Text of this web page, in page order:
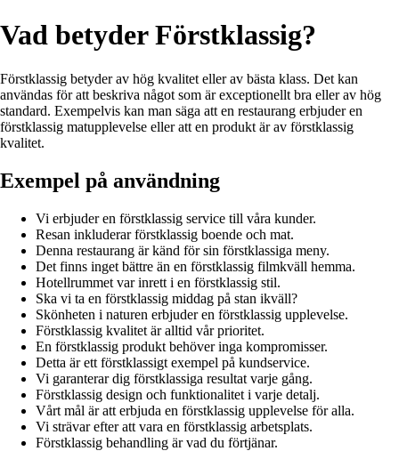
Vad betyder Förstklassig?
Förstklassig betyder av hög kvalitet eller av bästa klass. Det kan
användas för att beskriva något som är exceptionellt bra eller av hög
standard. Exempelvis kan man säga att en restaurang erbjuder en
förstklassig matupplevelse eller att en produkt är av förstklassig
kvalitet.
Exempel på användning
Vi erbjuder en förstklassig service till våra kunder.
Resan inkluderar förstklassig boende och mat.
Denna restaurang är känd för sin förstklassiga meny.
Det finns inget bättre än en förstklassig filmkväll hemma.
Hotellrummet var inrett i en förstklassig stil.
Ska vi ta en förstklassig middag på stan ikväll?
Skönheten i naturen erbjuder en förstklassig upplevelse.
Förstklassig kvalitet är alltid vår prioritet.
En förstklassig produkt behöver inga kompromisser.
Detta är ett förstklassigt exempel på kundservice.
Vi garanterar dig förstklassiga resultat varje gång.
Förstklassig design och funktionalitet i varje detalj.
Vårt mål är att erbjuda en förstklassig upplevelse för alla.
Vi strävar efter att vara en förstklassig arbetsplats.
Förstklassig behandling är vad du förtjänar.